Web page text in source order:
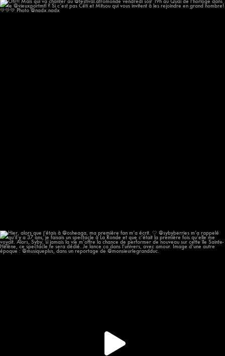
Oh!!! Mais qui va chanter au @festival.afromonde
Hier, alors que j’étais à @osheaga, ma première...